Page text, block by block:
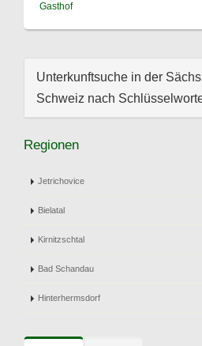
Gasthof
Unterkunftsuche in der
Schweiz nach
Regionen
Jetrichovice
Bielatal
Kirnitzschtal
Bad Schandau
Hinterhermsdorf